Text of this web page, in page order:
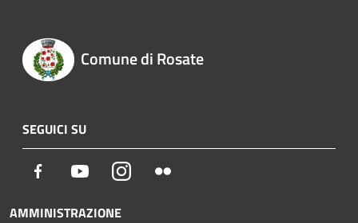
Comune di Rosate
SEGUICI SU
Facebook YoutubeInstagram
AMMINISTRAZIONE